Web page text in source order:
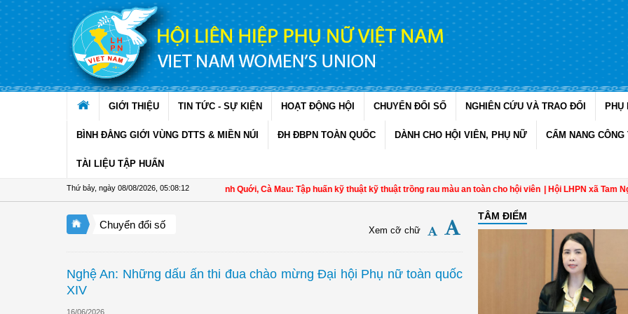
Truy cập nội dung luôn
GIỚI THIỆU TIN TỨC - SỰ KIỆN HOẠT ĐỘNG HỘI CHUYỂN ĐỔI SỐ NGHIÊN CỨU VÀ TRAO ĐỔI PHỤ
BÌNH ĐẲNG GIỚI VÙNG DTTS & MIỀN NÚI ĐH ĐBPN TOÀN QUỐC DÀNH CHO HỘI VIÊN, PHỤ NỮ CẨM NANG CÔNG
TÀI LIỆU TẬP HUẤN
Thứ bảy, ngày 08/08/2026 05:08:13
Hội LHPN xã Ninh Quới, Cà Mau: Tập huấn kỹ thuật kỹ thuật trồng rau màu an toàn cho hội viên | Hội LHPN xã Tam Ngãi,
Chuyển đổi số Xem cỡ chữ
Nghệ An: Những dấu ấn thi đua chào mừng Đại hội Phụ nữ toàn quốc
XIV
16/06/2026
TÂM ĐIỂM